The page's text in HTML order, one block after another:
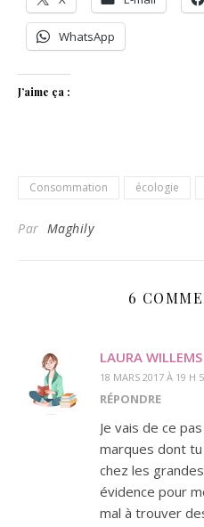
WhatsApp
J’aime ça :
Consommation écologie
Par Maghily
6
LAURA WILLEMS
18 MARS 2017 À 19 H
RÉPONDRE
Je vais de ce
marques dont
chez les
évidence pour
mal à trouver